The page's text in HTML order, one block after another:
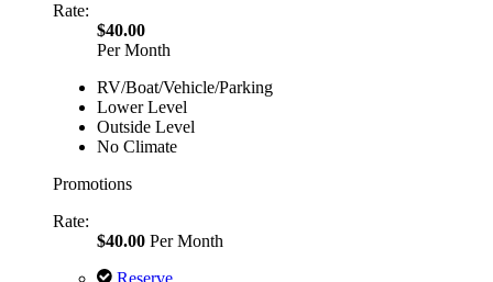
Rate:
$40.00
Per Month
RV/Boat/Vehicle/Parking
Lower Level
Outside Level
No Climate
Promotions
Rate:
$40.00 Per Month